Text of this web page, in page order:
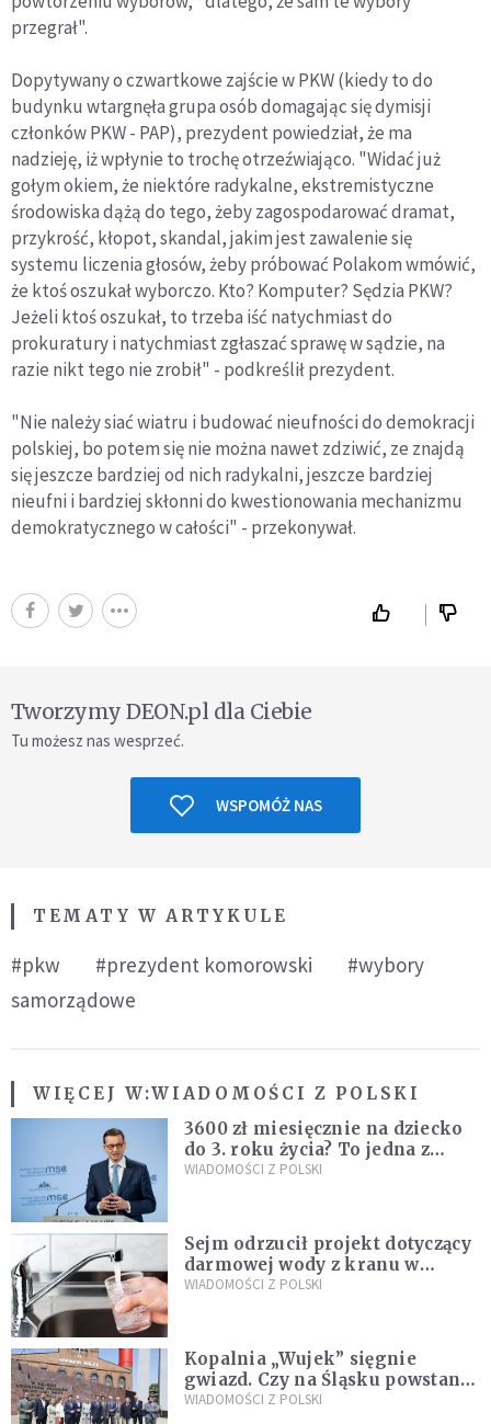
przegrał".
Dopytywany o czwartkowe zajście w PKW (kiedy to do
budynku wtargnęła grupa osób domagając się dymisji
członków PKW - PAP), prezydent powiedział, że ma
nadzieję, iż wpłynie to trochę otrzeźwiająco. "Widać już
gołym okiem, że niektóre radykalne, ekstremistyczne
środowiska dążą do tego, żeby zagospodarować dramat,
przykrość, kłopot, skandal, jakim jest zawalenie się
systemu liczenia głosów, żeby próbować Polakom wmówić,
że ktoś oszukał wyborczo. Kto? Komputer? Sędzia PKW?
Jeżeli ktoś oszukał, to trzeba iść natychmiast do
prokuratury i natychmiast zgłaszać sprawę w sądzie, na
razie nikt tego nie zrobił" - podkreślił prezydent.
"Nie należy siać wiatru i budować nieufności do demokracji
polskiej, bo potem się nie można nawet zdziwić, ze znajdą
się jeszcze bardziej od nich radykalni, jeszcze bardziej
nieufni i bardziej skłonni do kwestionowania mechanizmu
demokratycznego w całości" - przekonywał.
Tworzymy DEON.pl dla Ciebie
Tu możesz nas wesprzeć.
WSPOMÓŻ NAS
TEMATY W ARTYKULE
#pkw #prezydent komorowski
#wybory
samorządowe
WIĘCEJ W:WIADOMOŚCI Z POLSKI
3600 zł miesięcznie na dziecko
do 3. roku życia? To jedna z
propozycji programu "Rozwój
WIADOMOŚCI Z POLSKI
Sejm odrzucił projekt dotyczący
darmowej wody z kranu w
restauracjach
WIADOMOŚCI Z POLSKI
Kopalnia „Wujek” sięgnie
gwiazd. Czy na Śląsku powstanie
„Dolina Krzemowa”?
WIADOMOŚCI Z POLSKI